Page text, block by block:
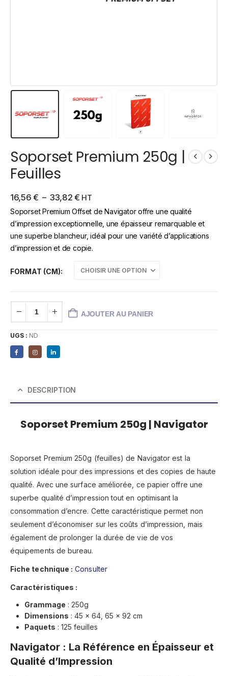
Soporset Premium 250g |
Feuilles
16,56 € – 33,82 € HT
Soporset Premium Offset de Navigator offre une qualité
d’impression exceptionnelle, une épaisseur remarquable et
une superbe blancheur, idéal pour une variété d’applications
d’impression et de copie.
FORMAT (CM)
AJOUTER AU PANIER
UGS : ND
DESCRIPTION
Soporset Premium 250g | Navigator
Soporset Premium 250g (feuilles) de Navigator est la
solution idéale pour des impressions et des copies de haute
qualité. Avec une surface améliorée, ce papier offre une
superbe qualité d’impression tout en optimisant la
consommation d’encre. Cette caractéristique permet non
seulement d’économiser sur les coûts d’impression, mais
également de prolonger la durée de vie de vos
équipements de bureau.
Fiche technique : Consulter
Caractéristiques :
Grammage : 250g
Dimensions : 45 x 64, 65 x 92 cm
Paquets : 125 feuilles
Navigator : La Référence en Épaisseur et
Qualité d’Impression